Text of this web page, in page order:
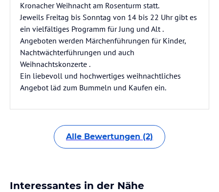
Kronacher Weihnacht am Rosenturm statt.
Jeweils Freitag bis Sonntag von 14 bis 22 Uhr gibt es
ein vielfältiges Programm für Jung und Alt .
Angeboten werden Märchenführungen für Kinder,
Nachtwächterführungen und auch
Weihnachtskonzerte .
Ein liebevoll und hochwertiges weihnachtliches
Angebot läd zum Bummeln und Kaufen ein.
Alle Bewertungen (2)
Interessantes in der Nähe